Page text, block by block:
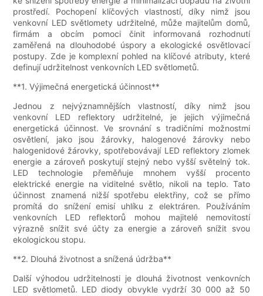
prostředí. Pochopení klíčových vlastností, díky nimž jsou
venkovní LED světlomety udržitelné, může majitelům domů,
firmám a obcím pomoci činit informovaná rozhodnutí
zaměřená na dlouhodobé úspory a ekologické osvětlovací
postupy. Zde je komplexní pohled na klíčové atributy, které
definují udržitelnost venkovních LED světlometů.
**1. Výjimečná energetická účinnost**
Jednou z nejvýznamnějších vlastností, díky nimž jsou
venkovní LED reflektory udržitelné, je jejich výjimečná
energetická účinnost. Ve srovnání s tradičními možnostmi
osvětlení, jako jsou žárovky, halogenové žárovky nebo
halogenidové žárovky, spotřebovávají LED reflektory zlomek
energie a zároveň poskytují stejný nebo vyšší světelný tok.
LED technologie přeměňuje mnohem vyšší procento
elektrické energie na viditelné světlo, nikoli na teplo. Tato
účinnost znamená nižší spotřebu elektřiny, což se přímo
promítá do snížení emisí uhlíku z elektráren. Používáním
venkovních LED reflektorů mohou majitelé nemovitostí
výrazně snížit své účty za energie a zároveň snížit svou
ekologickou stopu.
**2. Dlouhá životnost a snížená údržba**
Další výhodou udržitelnosti je dlouhá životnost venkovních
LED světlometů. LED diody obvykle vydrží 30 000 až 50